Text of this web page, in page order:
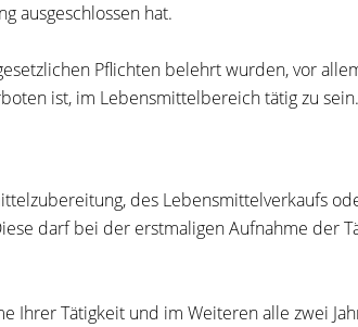
ausgeschlossen hat.
Pflichten belehrt wurden, vor
ist, im Lebensmittelbereich tätig zu sein.
des Lebensmittelverkaufs
darf bei der erstmaligen Aufnahme der
Ihrer Tätigkeit und im Weiteren alle zwei